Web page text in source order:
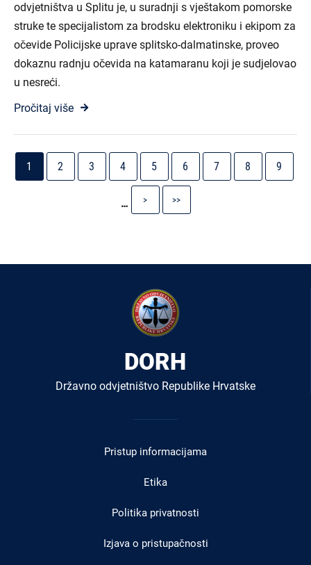
odvjetništva u Splitu je, u suradnji s vještakom pomorske
struke te specijalistom za brodsku elektroniku i ekipom za
očevide Policijske uprave splitsko-dalmatinske, proveo
dokaznu radnju očevida na katamaranu koji je sudjelovao
u nesreći.
Pročitaj više
Pagination
Current
page
1 Stranica
2 Stranica
3 Stranica
4 Stranica
5 Stranica
6 Stranica
7 Stranica
8 9
…
page
>
page
>>
DORH
Državno odvjetništvo Republike Hrvatske
Pristup informacijama
Etika
Politika privatnosti
Izjava o pristupačnosti